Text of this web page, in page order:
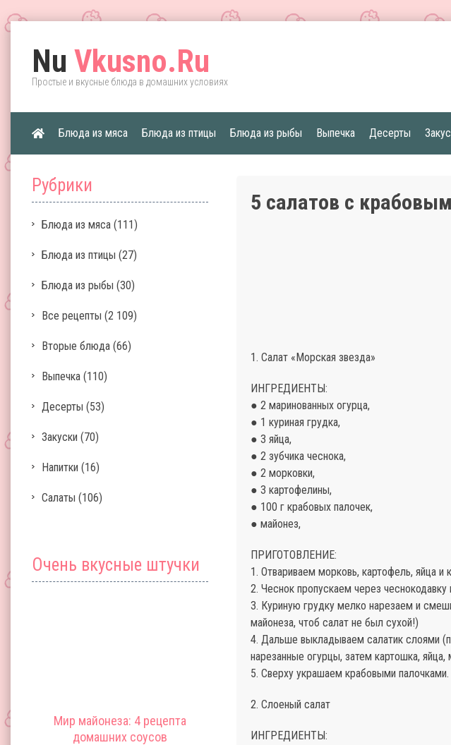
Nu Vkusno.Ru
Простые и вкусные блюда в домашних условиях
Блюда из мяса Блюда из птицы Блюда из рыбы Выпечка Десерты
Рубрики
Блюда из мяса (111)
Блюда из птицы (27)
Блюда из рыбы (30)
Все рецепты (2 109)
Вторые блюда (66)
Выпечка (110)
Десерты (53)
Закуски (70)
Напитки (16)
Салаты (106)
Очень вкусные штучки
Мир майонеза: 4 рецепта
домашних соусов
5 салатов с
1. Салат «Морская звезда»
ИНГРЕДИЕНТЫ:
● 2 маринованных огурца,
● 1 куриная грудка,
● 3 яйца,
● 2 зубчика чеснока,
● 2 морковки,
● 3 картофелины,
● 100 г крабовых палочек,
● майонез,
ПРИГОТОВЛЕНИЕ:
1. Отвариваем морковь, картофель, яйца и
2. Чеснок пропускаем через
3. Куриную грудку мелко нарезаем и
майонеза, чтоб салат не был сухой!)
4. Дальше выкладываем салатик слоями
нарезанные огурцы, затем картошка,
5. Сверху украшаем крабовыми палочками.
2. Слоеный салат
ИНГРЕДИЕНТЫ: